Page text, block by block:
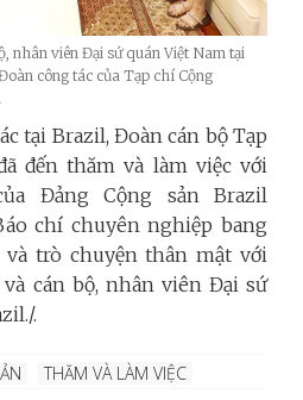
nhân viên Đại sứ quán Việt Nam tại
công tác của Tạp chí Cộng
tại Brazil, Đoàn cán bộ Tạp
đến thăm và làm việc với
Đảng Cộng sản Brazil
chí chuyên nghiệp bang
và trò chuyện thân mật với
cán bộ, nhân viên Đại sứ
.
THĂM VÀ LÀM VIỆC